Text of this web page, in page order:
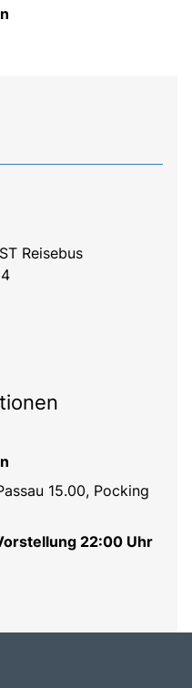
Reisebus
15.00, Pocking
22:00 Uhr